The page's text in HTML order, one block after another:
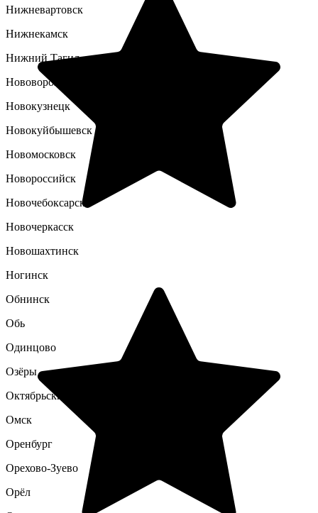
Нижневартовск
Нижнекамск
Нижний Тагил
Нововоронеж
Новокузнецк
Новокуйбышевск
Новомосковск
Новороссийск
Новочебоксарск
Новочеркасск
Новошахтинск
Ногинск
Обнинск
Обь
Одинцово
Озёры
Октябрьский
Омск
Оренбург
Орехово-Зуево
Орёл